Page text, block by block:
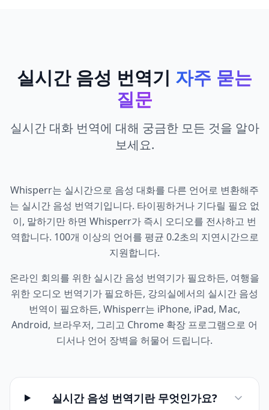
실시간 음성 번역기 자주 묻는
질문
실시간 대화 번역에 대해 궁금한 모든 것을 알아
보세요.
Whisperr는 실시간으로 음성 대화를 다른 언어로 변환해주
는 실시간 음성 번역기입니다. 타이핑하거나 기다릴 필요 없
이, 말하기만 하면 Whisperr가 즉시 오디오를 전사하고 번
역합니다. 100개 이상의 언어를 평균 0.2초의 지연시간으로
지원합니다.
온라인 회의를 위한 실시간 음성 번역기가 필요하든, 여행을
위한 오디오 번역기가 필요하든, 강의실에서의 실시간 음성
번역이 필요하든, Whisperr는 iPhone, iPad, Mac,
Android, 브라우저, 그리고 Chrome 확장 프로그램으로 어
디서나 언어 장벽을 허물어 드립니다.
실시간 음성 번역기란 무엇인가요?